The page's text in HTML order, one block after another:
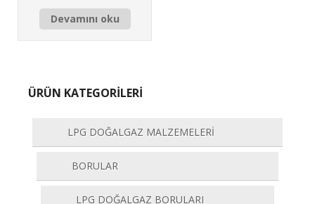
Devamını oku
ÜRÜN KATEGORİLERİ
LPG DOĞALGAZ MALZEMELERİ
BORULAR
LPG DOĞALGAZ BORULARI